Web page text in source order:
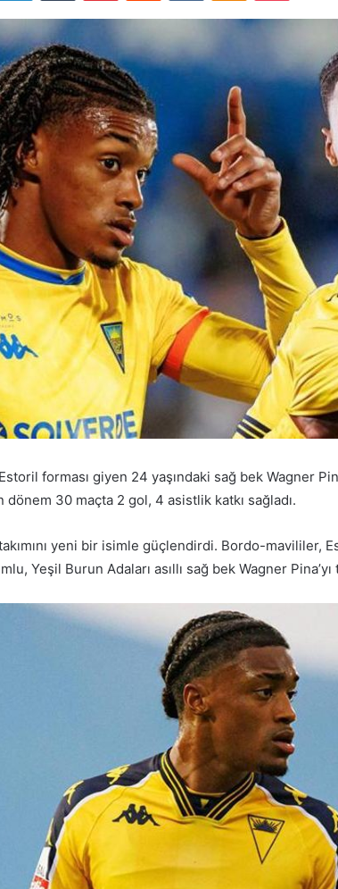
forması giyen 24 yaşındaki sağ bek Wagner
dönem 30 maçta 2 gol, 4 asistlik katkı sağladı.
yeni bir isimle güçlendirdi. Bordo-mavililer,
Yeşil Burun Adaları asıllı sağ bek Wagner